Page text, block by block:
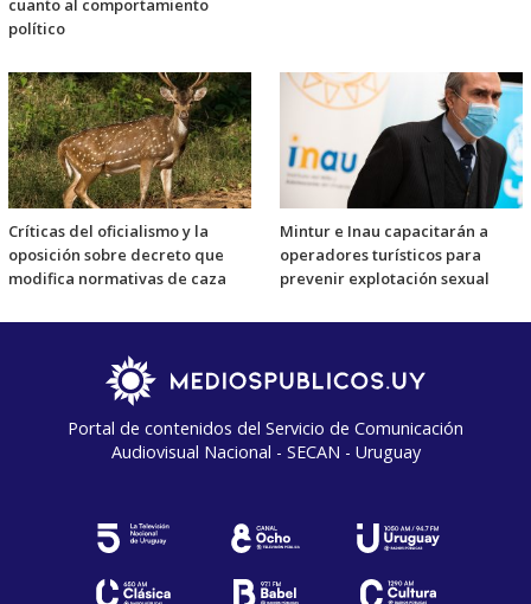
cuanto al comportamiento
político
Críticas del oficialismo y la
oposición sobre decreto que
modifica normativas de caza
Mintur e Inau capacitarán a
operadores turísticos para
prevenir explotación sexual
Portal de contenidos del Servicio de Comunicación
Audiovisual Nacional - SECAN - Uruguay